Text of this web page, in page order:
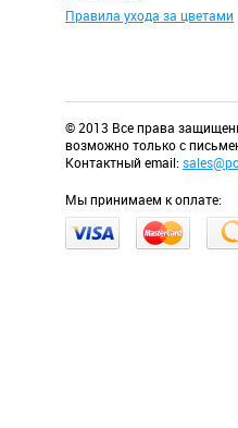
Правила ухода за цветами
© 2013 Все права
возможно только с
Контактный email:
Мы принимаем к оплате: